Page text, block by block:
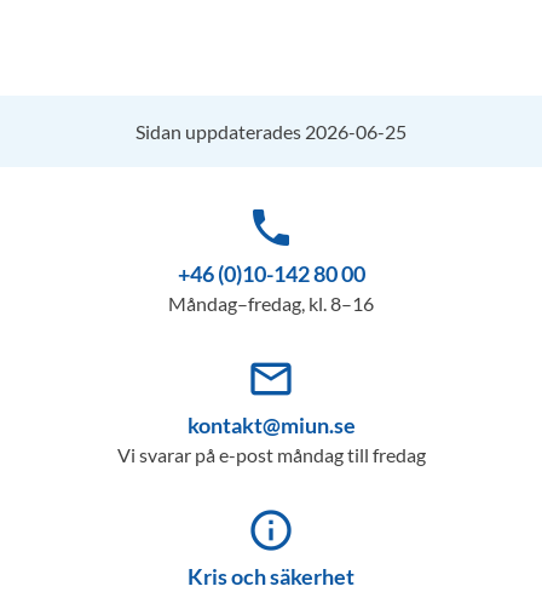
Sidan uppdaterades 2026-06-25
phone
+46 (0)10-142 80 00
Måndag–fredag, kl. 8–16
mail_outline
kontakt@miun.se
Vi svarar på e-post måndag till fredag
info_outline
Kris och säkerhet